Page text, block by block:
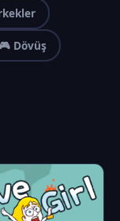
Dövüş